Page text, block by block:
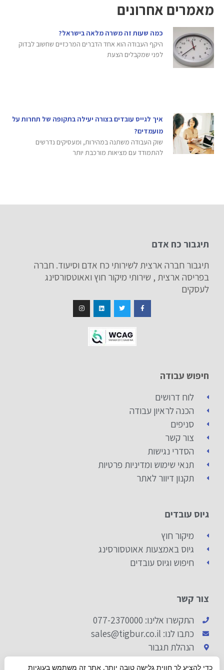
מאמרים אחרונים
כמה שעות זה משרה מלאה בישראל?
היקף העבודה הוא אחד הדברים המרכזיים שחשוב לבדוק
לפני שמקבלים הצעת
איך לגייס עובדים בצורה יעילה בתקופה של תחרות על
מועמדים?
שוק העבודה משתנה במהירות, ומעסיקים נדרשים
להתמודד עם מציאות מורכבת יותר
תיגבור כח אדם
תיגבור חברה ארצית לשירותי כח אדם וסיעוד. חברה
בפריסה ארצית , שירותי מיקור חוץ ואאוטסורסינג
לעסקים
חיפוש עבודה
לוח דרושים
הכנה לראיון עבודה
סניפים
צור קשר
הסדרי נגישות
תנאי שימוש ומדיניות פרטיות
תקנון דיוור לאתר
גיוס עובדים
מיקור חוץ
גיוס באמצעות אאוטסורסינג
חיפוש וגיוס עובדים
צור קשר
התקשרו אלינו: 077-2370000
כתבו לנו: sales@tigbur.co.il
הנהלת תגבור
כדי להציע לך חווית גלישה טובה יותר, אתר זה משתמש בעוגיות